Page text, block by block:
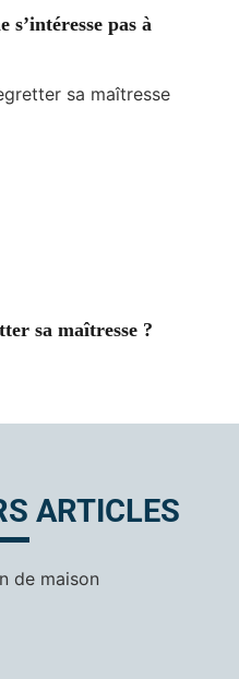
s’intéresse pas à
sa maîtresse ?
ARTICLES